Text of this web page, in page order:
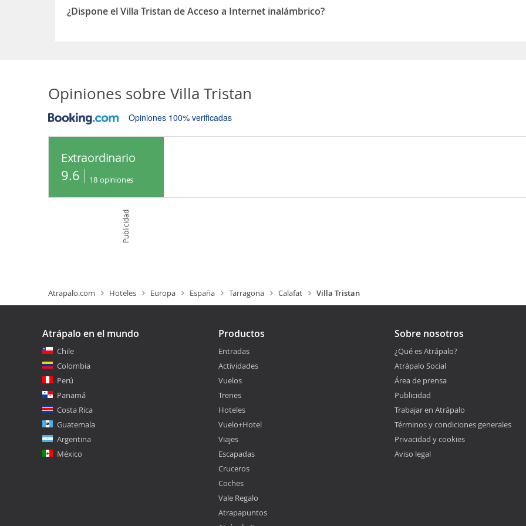
¿Dispone el Villa Tristan de Acceso a Internet inalámbrico?
Opiniones sobre Villa Tristan
Opiniones 100% verificadas
Extraordinario
9.6 18 opiniones
Publicidad
Atrapalo.com Hoteles Europa España Tarragona Calafat Villa Tristan
Atrápalo en el mundo
Chile
Colombia
Perú
Panamá
Costa Rica
Guatemala
Argentina
México
Productos
Entradas
Actividades
Vuelos
Trenes
Hoteles
Vuelo+Hotel
Viajes
Escapadas
Cruceros
Coches
Vale Regalo
Atrapapuntos
Sobre nosotros
¿Qué es Atrápalo?
Atrápalo Social
Área de prensa
Publicidad
Trabajar en Atrápalo
Términos y condiciones generales
Privacidad y cookies
Aviso legal